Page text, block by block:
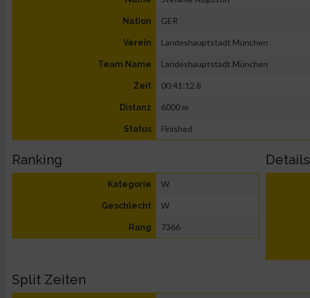
Nation GER
Verein Landeshauptstadt München
Team Name Landeshauptstadt München
Zeit 00:41:12.8
Distanz 6000 m
Status Finished
Ranking
Kategorie W
Geschlecht W
Rang 7366
Details
Split Zeiten